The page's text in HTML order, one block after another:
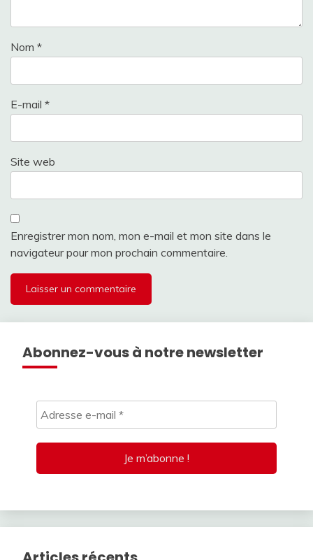
Nom *
E-mail *
Site web
Enregistrer mon nom, mon e-mail et mon site dans le
navigateur pour mon prochain commentaire.
Abonnez-vous à notre newsletter